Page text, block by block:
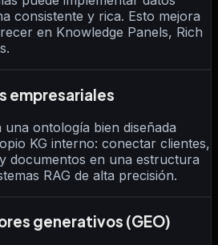
consistente y rica. Esto mejora
en Knowledge Panels, Rich
empresariales
ontología bien diseñada
KG interno: conectar clientes,
documentos en una estructura
RAG de alta precisión.
generativos (GEO)